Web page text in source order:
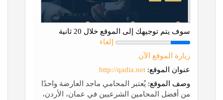
سوف يتم توجيهك إلى الموقع خلال 20 ثانية
إلغاء
زيارة الموقع الآن
عنوان الموقع: http://qadia.net
وصف الموقع: يُعتبر المحامي ماجد العارضة واحدًا
من أفضل المحامين الشرعيين في عمان، الأردن،